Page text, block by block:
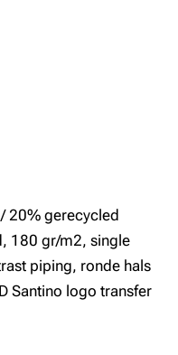
20% gerecycled
180 gr/m2, single
piping, ronde hals
Santino logo transfer